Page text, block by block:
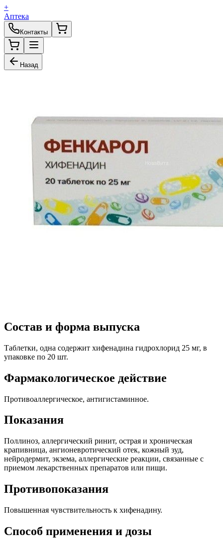
+
Аптека
Контакты
Назад
Состав и форма выпуска
Таблетки, одна содержит хифенадина гидрохлорид 25 мг, в
упаковке по 20 шт.
Фармакологическое действие
Противоаллергическое, антигистаминное.
Показания
Поллиноз, аллергический ринит, острая и хроническая
крапивница, ангионевротический отек, кожный зуд,
нейродермит, экзема, аллергические реакции, связанные с
приемом лекарственных препаратов или пищи.
Противопоказания
Повышенная чувствительность к хифенадину.
Способ применения и дозы